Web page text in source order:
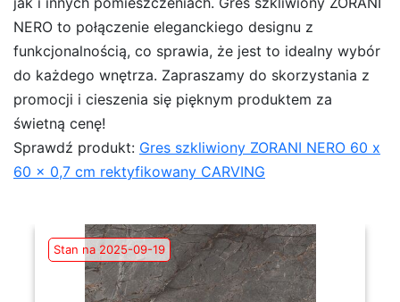
NERO to połączenie eleganckiego designu z
funkcjonalnością, co sprawia, że jest to idealny wybór
do każdego wnętrza. Zapraszamy do skorzystania z
promocji i cieszenia się pięknym produktem za
świetną cenę!
Sprawdź produkt: Gres szkliwiony ZORANI NERO 60 x
60 x 0,7 cm rektyfikowany CARVING
Stan na 2025-09-19